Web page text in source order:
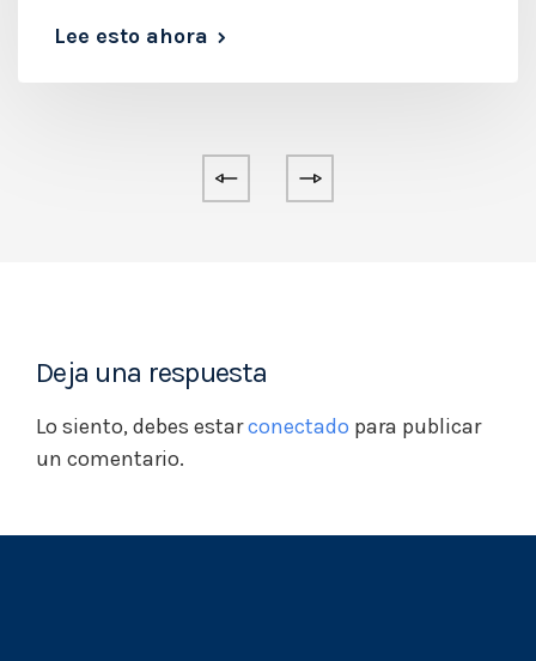
Lee esto ahora
Deja una respuesta
Lo siento, debes estarconectado para publicar
un comentario.